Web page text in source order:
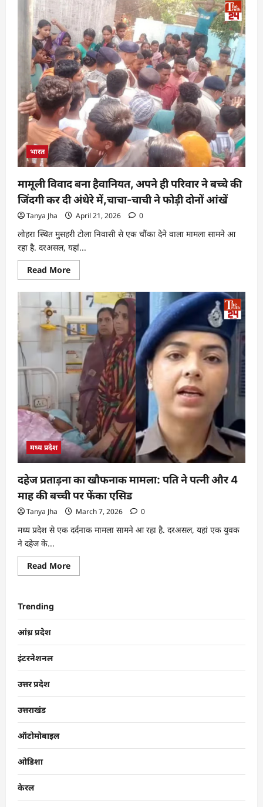
भारत
मामूली विवाद बना हैवानियत, अपने ही परिवार ने बच्चे की
जिंदगी कर दी अंधेरे में,चाचा-चाची ने फोड़ी दोनों आंखें
Tanya Jha April 21, 2026 0
लोहरा स्थित मुसहरी टोला निवासी से एक चौंका देने वाला मामला सामने आ
रहा है. दरअसल, यहां...
Read More
मध्य प्रदेश
दहेज प्रताड़ना का खौफनाक मामला: पति ने पत्नी और 4
माह की बच्ची पर फेंका एसिड
Tanya Jha March 7, 2026 0
मध्य प्रदेश से एक दर्दनाक मामला सामने आ रहा है. दरअसल, यहां एक युवक
ने दहेज के...
Read More
Trending
आंध्र प्रदेश
इंटरनेशनल
उत्तर प्रदेश
उत्तराखंड
ऑटोमोबाइल
ओडिशा
केरल